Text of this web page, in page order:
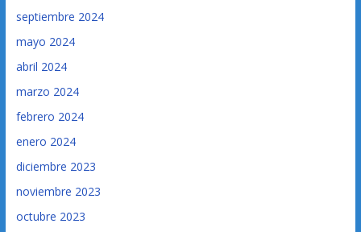
septiembre 2024
mayo 2024
abril 2024
marzo 2024
febrero 2024
enero 2024
diciembre 2023
noviembre 2023
octubre 2023